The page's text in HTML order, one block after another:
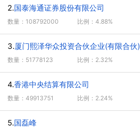
2.国泰海通证券股份有限公司
数量：108792000 比例：4.88%
3.厦门熙泽华众投资合伙企业(有限合伙)
数量：51778123 比例：2.32%
4.香港中央结算有限公司
数量：49913751 比例：2.24%
5.国磊峰